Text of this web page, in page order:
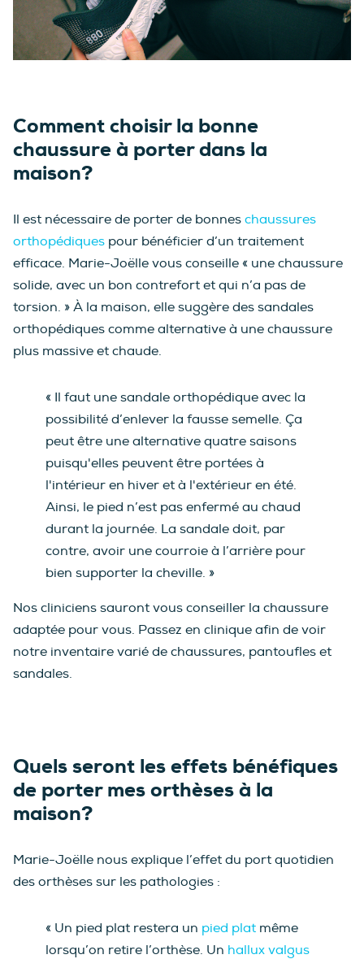
Comment choisir la bonne
chaussure à porter dans la
maison?
Il est nécessaire de porter de bonnes chaussures
orthopédiques pour bénéficier d’un traitement
efficace. Marie-Joëlle vous conseille « une chaussure
solide, avec un bon contrefort et qui n’a pas de
torsion. » À la maison, elle suggère des sandales
orthopédiques comme alternative à une chaussure
plus massive et chaude.
« Il faut une sandale orthopédique avec la
possibilité d’enlever la fausse semelle. Ça
peut être une alternative quatre saisons
puisqu'elles peuvent être portées à
l'intérieur en hiver et à l'extérieur en été.
Ainsi, le pied n’est pas enfermé au chaud
durant la journée. La sandale doit, par
contre, avoir une courroie à l’arrière pour
bien supporter la cheville. »
Nos cliniciens sauront vous conseiller la chaussure
adaptée pour vous. Passez en clinique afin de voir
notre inventaire varié de chaussures, pantoufles et
sandales.
Quels seront les effets bénéfiques
de porter mes orthèses à la
maison?
Marie-Joëlle nous explique l’effet du port quotidien
des orthèses sur les pathologies :
« Un pied plat restera un pied plat même
lorsqu’on retire l’orthèse. Un hallux valgus